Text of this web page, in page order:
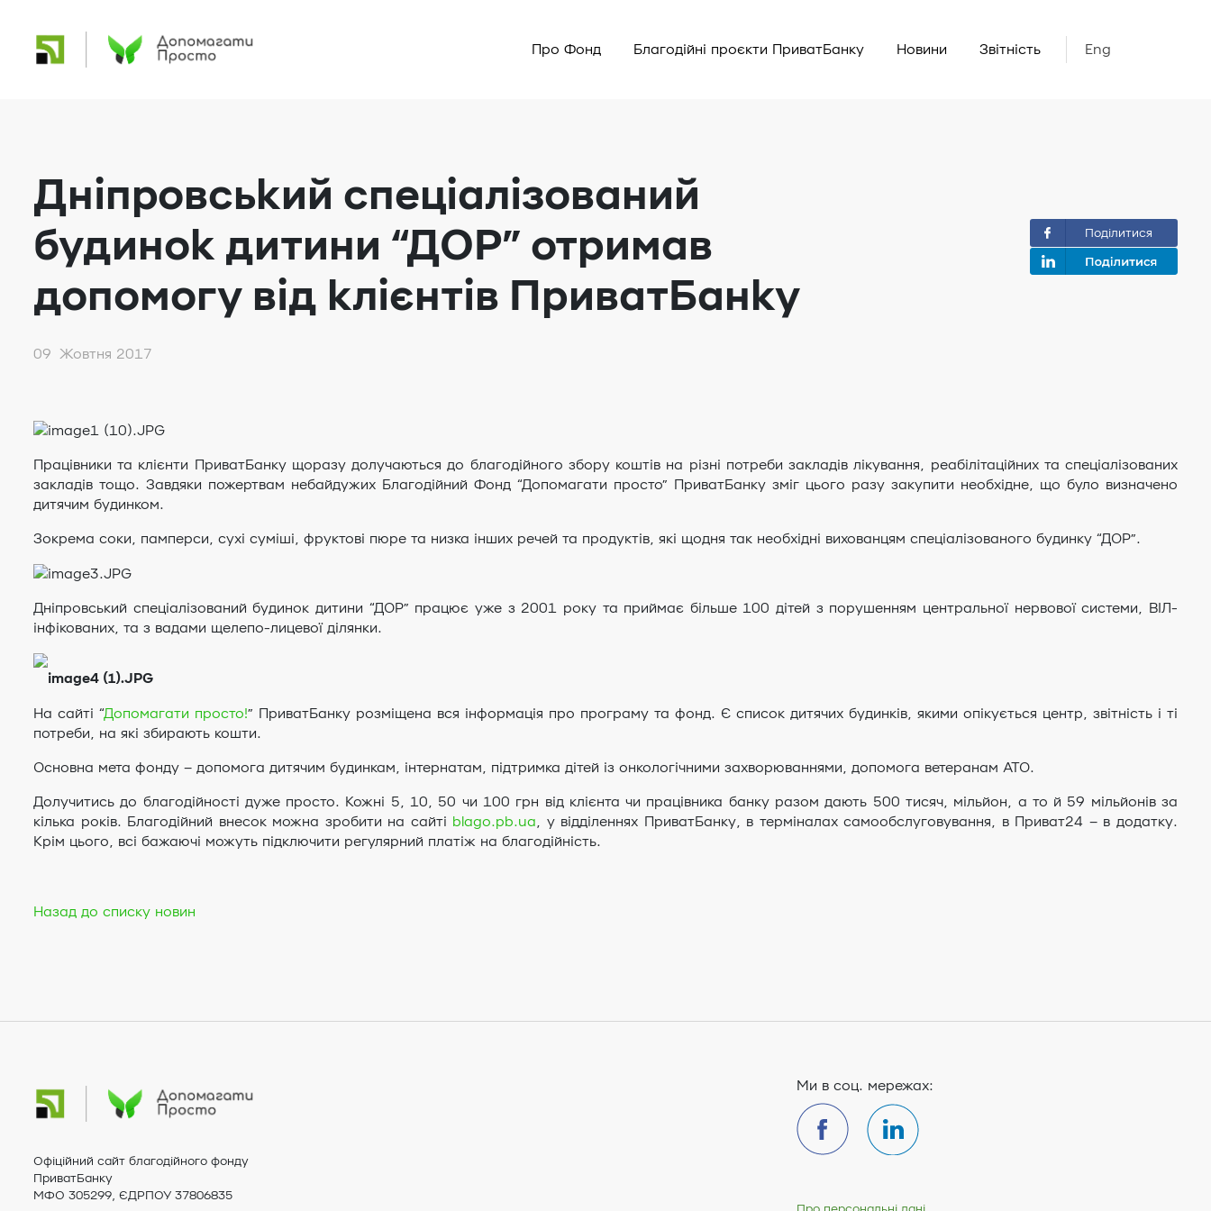
Про Фонд Благодійні проєкти ПриватБанку Новини Звітність Eng
Дніпровський спеціалізований
будинок дитини “ДОР” отримав
допомогу від клієнтів ПриватБанку
Поділитися
09 Жовтня 2017
Працівники та клієнти ПриватБанку щоразу долучаються до благодійного збору коштів на різні потреби закладів лікування, реабілітаційних та спеціалізованих
закладів тощо. Завдяки пожертвам небайдужих Благодійний Фонд “Допомагати просто” ПриватБанку зміг цього разу закупити необхідне, що було визначено
дитячим будинком.
Зокрема соки, памперси, сухі суміші, фруктові пюре та низка інших речей та продуктів, які щодня так необхідні вихованцям спеціалізованого будинку “ДОР”.
Дніпровський спеціалізований будинок дитини “ДОР” працює уже з 2001 року та приймає більше 100 дітей з порушенням центральної нервової системи, ВІЛ-
інфікованих, та з вадами щелепо-лицевої ділянки.
На сайті “Допомагати просто!” ПриватБанку розміщена вся інформація про програму та фонд. Є список дитячих будинків, якими опікується центр, звітність і ті
потреби, на які збирають кошти.
Основна мета фонду – допомога дитячим будинкам, інтернатам, підтримка дітей із онкологічними захворюваннями, допомога ветеранам АТО.
Долучитись до благодійності дуже просто. Кожні 5, 10, 50 чи 100 грн від клієнта чи працівника банку разом дають 500 тисяч, мільйон, а то й 59 мільйонів за
кілька років. Благодійний внесок можна зробити на сайті blago.pb.ua, у відділеннях ПриватБанку, в терміналах самообслуговування, в Приват24 – в додатку.
Крім цього, всі бажаючі можуть підключити регулярний платіж на благодійність.
Назад до списку новин
Офіційний сайт благодійного фонду
ПриватБанку
МФО 305299, ЄДРПОУ 37806835
Ми в соц. мережах: